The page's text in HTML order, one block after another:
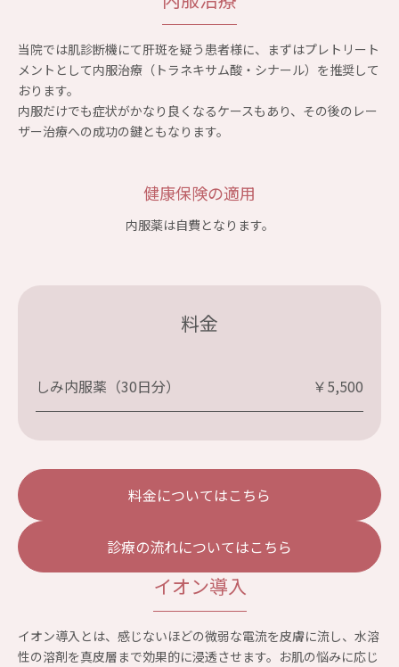
当院では肌診断機にて肝斑を疑う患者様に、まずはプレトリート
メントとして内服治療（トラネキサム酸・シナール）を推奨して
おります。
内服だけでも症状がかなり良くなるケースもあり、その後のレー
ザー治療への成功の鍵ともなります。
健康保険の適用
内服薬は自費となります。
料金
しみ内服薬（30日分） ￥5,500
料金についてはこちら
診療の流れについてはこちら
イオン導入
イオン導入とは、感じないほどの微弱な電流を皮膚に流し、水溶
性の溶剤を真皮層まで効果的に浸透させます。お肌の悩みに応じ